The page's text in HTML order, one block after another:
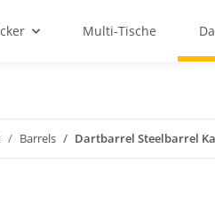
Multi-Tische
Barrels Dartbarrel Steelbarrel